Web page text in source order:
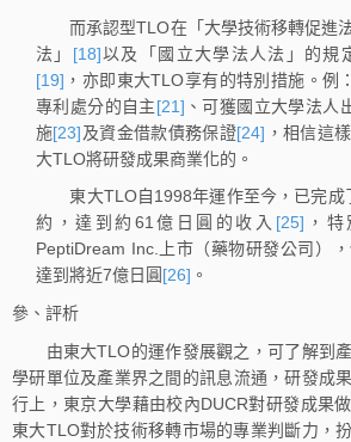
而承認型TLO在「大學技術移轉促進
法」 [18]以及「國立大學法人法」的規
[19] ，亦即東大TLO享有的特別措施。例
專利處分的自主[21] 、可獲國立大學法人
施[23]及資金借款債務保證[24] ，相信這
大TLO將研發成果商業化的。
東大TLO自1998年運作至今，已完成
約，達到約61億日圓的收入 [25] ，
PeptiDream Inc.上市（藥物研發公司）
達到將近7億日圓 [26] 。
參、評析
由東大TLO的運作發展觀之，可了解到產
學研單位及產業界之間的訊息流通，研發成
行上，東京大學藉由校內DUCR對研發成果
東大TLO對於技術移轉市場的專業判斷力，